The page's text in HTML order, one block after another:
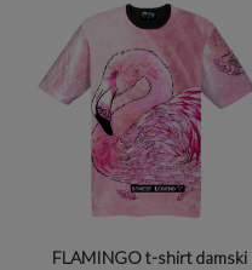
FLAMINGO t-shirt damski